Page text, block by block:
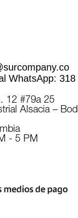
WhatsApp: 318
12 #79a 25
Alsacia –
- 5 PM